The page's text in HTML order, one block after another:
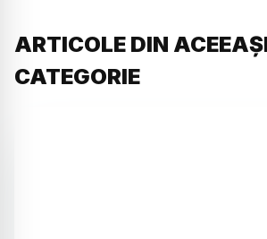
ARTICOLE DIN
CATEGORIE